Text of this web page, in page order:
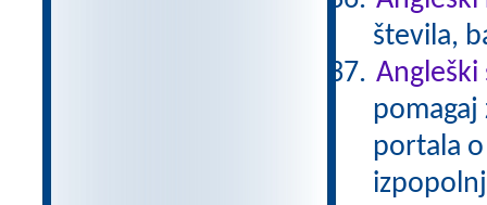
števila,
pomagaj
portala